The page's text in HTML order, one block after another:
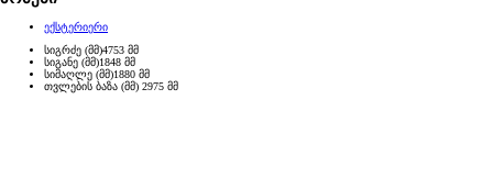
ექსტერიერი
სიგრძე (მმ)4753 მმ
სიგანე (მმ)1848 მმ
სიმაღლე (მმ)1880 მმ
თვლების ბაზა (მმ) 2975 მმ